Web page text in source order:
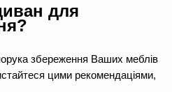
для
збереження Ваших меблів
цими рекомендаціями,